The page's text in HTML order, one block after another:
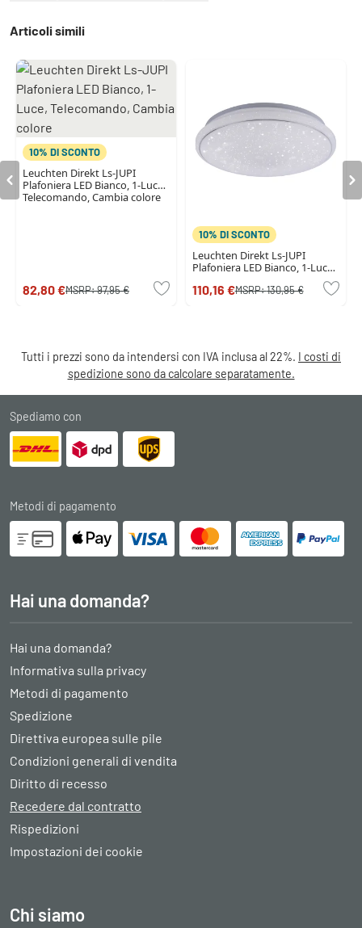
Articoli simili
10% DI SCONTO
Leuchten Direkt Ls-JUPI
Plafoniera LED Bianco, 1-Luce,
Telecomando, Cambia colore
82,80 €MSRP:97,95 €
10% DI SCONTO
Leuchten Direkt Ls-JUPI
Plafoniera LED Bianco, 1-Luce,
Telecomando, Cambia colore
110,16 €MSRP:130,95 €
Tutti i prezzi sono da intendersi con IVA inclusa al 22%. I costi di
spedizione sono da calcolare separatamente.
Spediamo con
Metodi di pagamento
Hai una domanda?
Hai una domanda?
Informativa sulla privacy
Metodi di pagamento
Spedizione
Direttiva europea sulle pile
Condizioni generali di vendita
Diritto di recesso
Recedere dal contratto
Rispedizioni
Impostazioni dei cookie
Chi siamo